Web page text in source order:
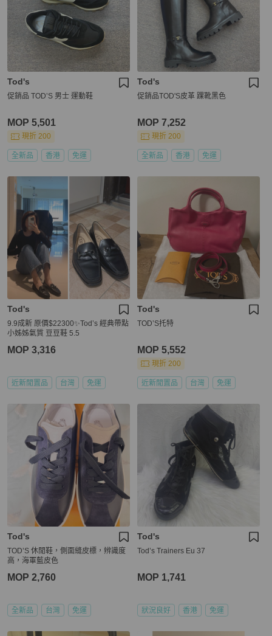
Tod's
促銷品 TOD’S 男士 運動鞋
MOP 5,501
現折 200
全新品 香港 免運
Tod's
促銷品TOD'S皮革 踝靴黑色
MOP 7,252
現折 200
全新品 香港 免運
Tod's
9.9成新 原價$22300✨Tod’s 經典帶點
小姊姊氣質 豆豆鞋 5.5
MOP 3,316
近新閒置品 台灣 免運
Tod's
TOD’S托特
MOP 5,552
現折 200
近新閒置品 台灣 免運
Tod's
TOD’S 休閒鞋，側面縫皮標，辨識度
高，海軍藍皮色
MOP 2,760
全新品 台灣 免運
Tod's
Tod’s Trainers Eu 37
MOP 1,741
狀況良好 香港 免運